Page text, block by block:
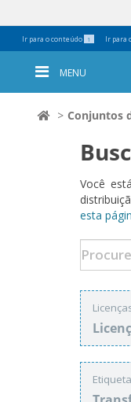
Ir para o conteúdo 1 Ir para
MENU
Conjuntos
Você
esta